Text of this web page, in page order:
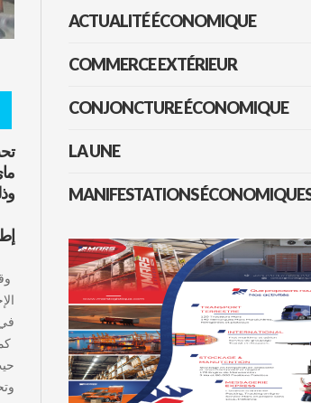
ACTUALITÉ ÉCONOMIQUE
COMMERCE EXTÉRIEUR
CONJONCTURE ÉCONOMIQUE
LA UNE
MANIFESTATIONS